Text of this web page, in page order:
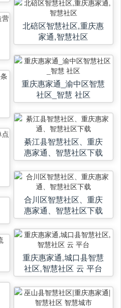
北碚区智慧社区,重庆惠
家通,智慧社区
重庆惠家通_渝中区智慧
社区_智慧 社区
綦江县智慧社区、重庆
惠家通、智慧社区下载
合川区智慧社区、重庆
惠家通、智慧社区下载
重庆惠家通,城口县智慧
社区,智慧社区 云 平台